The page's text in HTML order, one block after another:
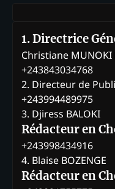
1. Directrice
Christiane MUNOKI
+243843034768
2. Directeur de
+243994489975
3. Djiress BALOKI
Rédacteur en
+243998434916
4. Blaise BOZENGE
Rédacteur en